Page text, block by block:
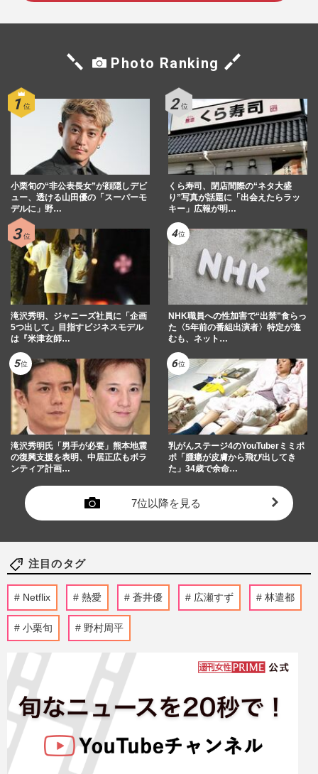
Photo Ranking
小栗旬の“非公表長女”が顔隠しデビ
ュー、透ける山田優の「スーパーモ
デルに」野…
くら寿司、閉店間際の“ネタ大盛
り”写真が話題に「出会えたらラッ
キー」広報が明…
滝沢秀明、ジャニーズ社員に「企画
5つ出して」目指すビジネスモデル
は『米津玄師…
NHK職員への性加害で“出禁”食らっ
た〈5年前の番組出演者〉特定が進
むも、ネット…
滝沢秀明氏「男手が必要」熊本地震
の復興支援を表明、中居正広もボラ
ンティア計画…
乳がんステージ4のYouTuberミミポ
ポ「腫瘍が皮膚から飛び出してき
た」34歳で余命…
7位以降を見る
注目のタグ
Netflix 熱愛 蒼井優 広瀬すず 林遣都
小栗旬 野村周平